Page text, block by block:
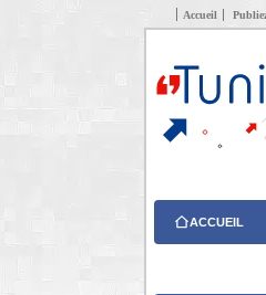
Accueil
ACCUEIL